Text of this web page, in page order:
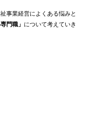
事業経営によくある悩みと
門職」 について考えていき